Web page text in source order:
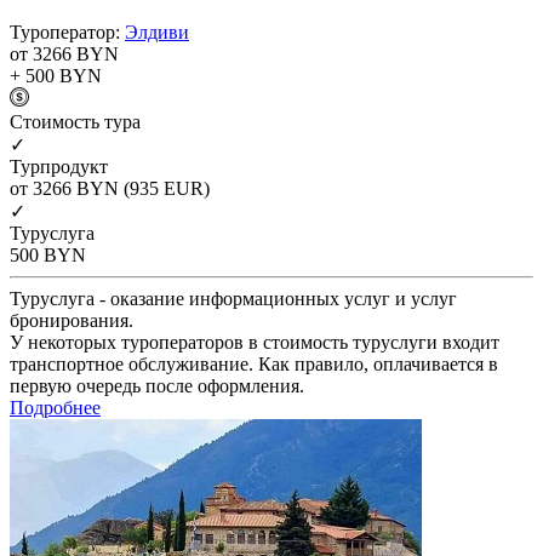
Туроператор: Элдиви
от 3266 BYN
+ 500 BYN
Cтоимость тура
✓
Турпродукт
от 3266 BYN (935 EUR)
✓
Туруслуга
500 BYN
Туруслуга - оказание информационных услуг и услуг
бронирования.
У некоторых туроператоров в стоимость туруслуги входит
транспортное обслуживание. Как правило, оплачивается в
первую очередь после оформления.
Подробнее